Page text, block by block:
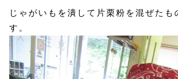
じゃがいもを潰して片栗粉を混ぜたも
す。